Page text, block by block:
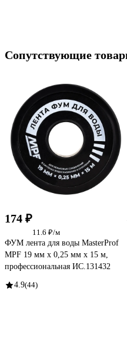
Сопутствующие
174 ₽
11.6 ₽/м
ФУМ лента для воды MasterProf
MPF 19 мм x 0,25 мм x 15 м,
профессиональная ИС.131432
4.9(44)